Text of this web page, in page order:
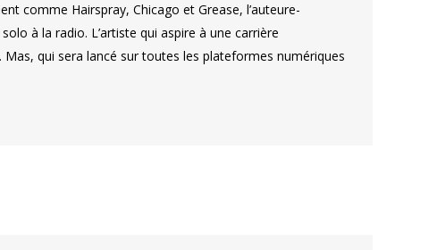
comme Hairspray, Chicago et Grease, l’auteure-
à la radio. L’artiste qui aspire à une carrière
qui sera lancé sur toutes les plateformes numériques